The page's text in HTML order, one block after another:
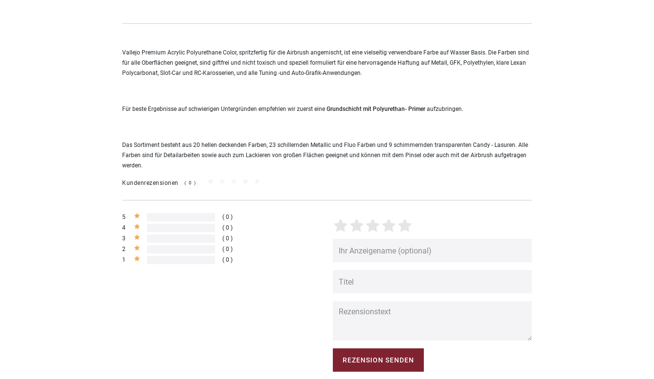
Vallejo Premium Acrylic Polyurethane Color, spritzfertig für die Airbrush angemischt, ist eine vielseitig verwendbare Farbe auf Wasser Basis. Die Farben sind
für alle Oberflächen geeignet, sind giftfrei und nicht toxisch und speziell formuliert für eine hervorragende Haftung auf Metall, GFK, Polyethylen, klare Lexan
Polycarbonat, Slot-Car und RC-Karosserien, und alle Tuning -und Auto-Grafik-Anwendungen.
Für beste Ergebnisse auf schwierigen Untergründen empfehlen wir zuerst eine Grundschicht mit Polyurethan- Primer aufzubringen.
Das Sortiment besteht aus 20 hellen deckenden Farben, 23 schillernden Metallic und Fluo Farben und 9 schimmernden transparenten Candy - Lasuren. Alle
Farben sind für Detailarbeiten sowie auch zum Lackieren von großen Flächen geeignet und können mit dem Pinsel oder auch mit der Airbrush aufgetragen
werden.
Kundenrezensionen (0)
5
0
4
0
3
0
2
0
1
0
REZENSION SENDEN